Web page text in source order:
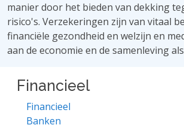
manier door het bieden van dekking
risico's. Verzekeringen zijn van vitaal
financiële gezondheid en welzijn en
aan de economie en de samenleving
Financieel
Financieel
Banken